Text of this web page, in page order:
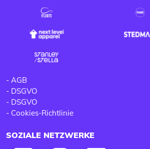
- AGB
- DSGVO
- DSGVO
- Cookies-Richtlinie
SOZIALE NETZWERKE